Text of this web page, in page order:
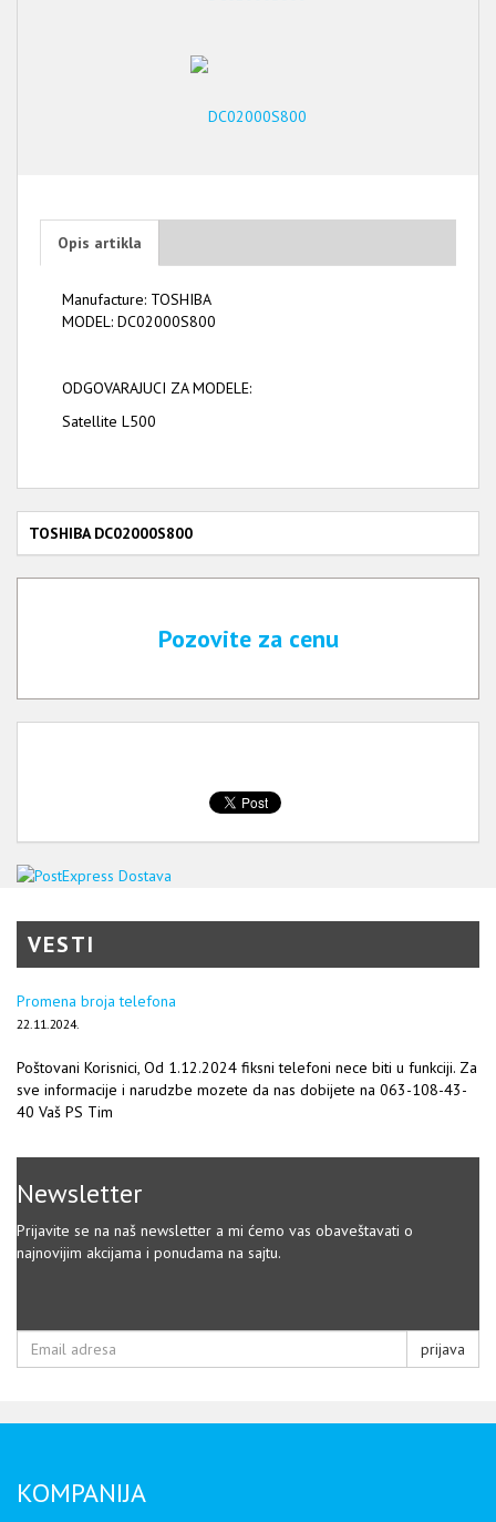
Opis artikla
Manufacture: TOSHIBA
MODEL: DC02000S800
ODGOVARAJUCI ZA MODELE:
Satellite L500
TOSHIBA DC02000S800
Pozovite za cenu
VESTI
Promena broja telefona
22.11.2024.
Poštovani Korisnici, Od 1.12.2024 fiksni telefoni nece biti u funkciji. Za
sve informacije i narudzbe mozete da nas dobijete na 063-108-43-
40 Vaš PS Tim
Newsletter
Prijavite se na naš newsletter a mi ćemo vas obaveštavati o
najnovijim akcijama i ponudama na sajtu.
prijava
KOMPANIJA